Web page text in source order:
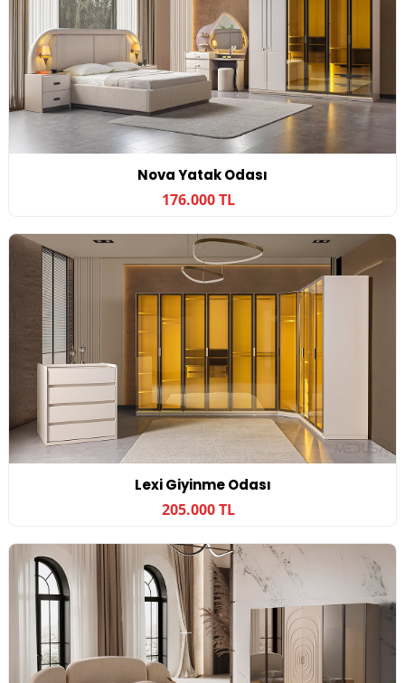
Nova Yatak Odası
176.000 TL
Lexi Giyinme Odası
205.000 TL